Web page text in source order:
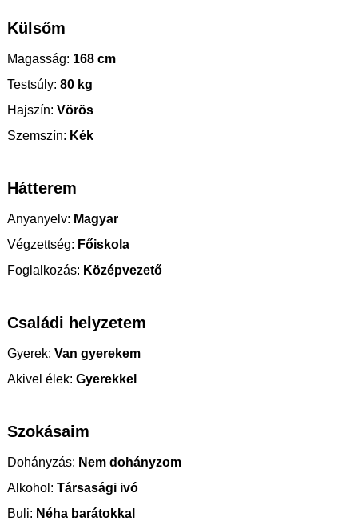
Külsőm
Magasság: 168 cm
Testsúly: 80 kg
Hajszín: Vörös
Szemszín: Kék
Hátterem
Anyanyelv: Magyar
Végzettség: Főiskola
Foglalkozás: Középvezető
Családi helyzetem
Gyerek: Van gyerekem
Akivel élek: Gyerekkel
Szokásaim
Dohányzás: Nem dohányzom
Alkohol: Társasági ivó
Buli: Néha barátokkal